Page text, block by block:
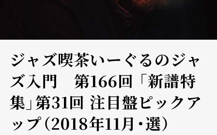
ジャズ喫茶いーぐるのジャ
ズ入門 第166回 「新譜特
集」第31回 注目盤ピックア
ップ（2018年11月・選）